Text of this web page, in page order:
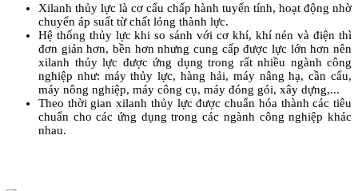
Xilanh thủy lực là cơ cấu chấp hành tuyến tính, hoạt động nhờ
chuyển áp suất từ chất lỏng thành lực.
Hệ thống thủy lực khi so sánh với cơ khí, khí nén và điện thì
đơn giản hơn, bền hơn nhưng cung cấp được lực lớn hơn nên
xilanh thủy lực được ứng dụng trong rất nhiều ngành công
nghiệp như: máy thủy lực, hàng hải, máy nâng hạ, cần cẩu,
máy nông nghiệp, máy công cụ, máy đóng gói, xây dựng,...
Theo thời gian xilanh thủy lực được chuẩn hóa thành các tiêu
chuẩn cho các ứng dụng trong các ngành công nghiệp khác
nhau.